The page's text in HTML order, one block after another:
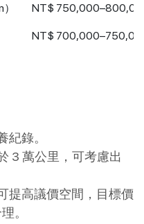
NT$
NT$
紀錄。
3 萬公里，可考慮出
提高議價空間，目標價
。